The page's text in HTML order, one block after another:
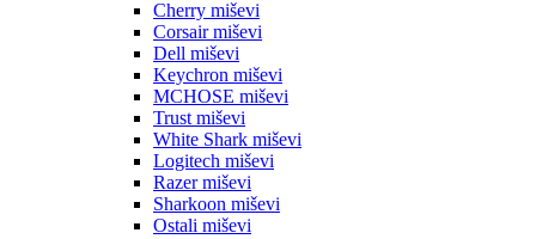
Cherry miševi
Corsair miševi
Dell miševi
Keychron miševi
MCHOSE miševi
Trust miševi
White Shark miševi
Logitech miševi
Razer miševi
Sharkoon miševi
Ostali miševi